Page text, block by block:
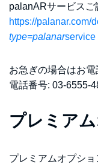
palanARサービスご
https://palanar.com/
type=palanarservice
お急ぎの場合はお電
電話番号: 03-6555-
プレミア
プレミアムオプシ